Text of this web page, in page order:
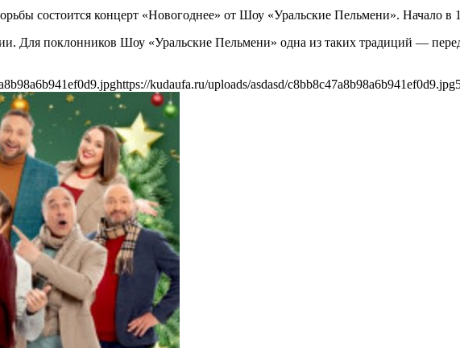
состоится концерт «Новогоднее» от Шоу «Уральские Пельмени». Начало в
Для поклонников Шоу «Уральские Пельмени» одна из таких традиций —
https://kudaufa.ru/uploads/asdasd/c8bb8c47a8b98a6b941ef0d9.jpg